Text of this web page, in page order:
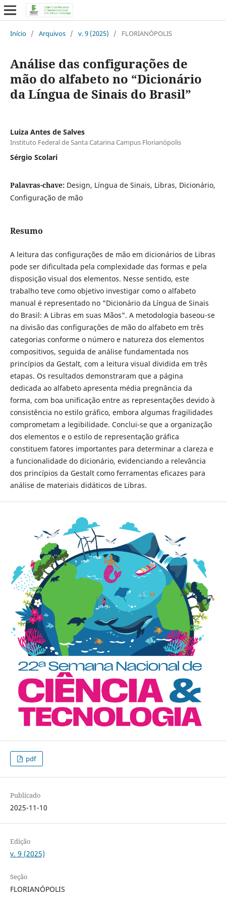
Início / Arquivos / v. 9 (2025) / FLORIANÓPOLIS
Análise das configurações de
mão do alfabeto no “Dicionário
da Língua de Sinais do Brasil”
Luiza Antes de Salves
Instituto Federal de Santa Catarina Campus Florianópolis
Sérgio Scolari
Palavras-chave: Design, Língua de Sinais, Libras, Dicionário,
Configuração de mão
Resumo
A leitura das configurações de mão em dicionários de Libras
pode ser dificultada pela complexidade das formas e pela
disposição visual dos elementos. Nesse sentido, este
trabalho teve como objetivo investigar como o alfabeto
manual é representado no "Dicionário da Língua de Sinais
do Brasil: A Libras em suas Mãos". A metodologia baseou-se
na divisão das configurações de mão do alfabeto em três
categorias conforme o número e natureza dos elementos
compositivos, seguida de análise fundamentada nos
princípios da Gestalt, com a leitura visual dividida em três
etapas. Os resultados demonstraram que a página
dedicada ao alfabeto apresenta média pregnância da
forma, com boa unificação entre as representações devido à
consistência no estilo gráfico, embora algumas fragilidades
comprometam a legibilidade. Conclui-se que a organização
dos elementos e o estilo de representação gráfica
constituem fatores importantes para determinar a clareza e
a funcionalidade do dicionário, evidenciando a relevância
dos princípios da Gestalt como ferramentas eficazes para
análise de materiais didáticos de Libras.
pdf
Publicado
2025-11-10
Edição
v. 9 (2025)
Seção
FLORIANÓPOLIS